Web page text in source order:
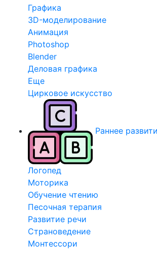
Графика
3D-моделирование
Анимация
Photoshop
Blender
Деловая графика
Еще
Цирковое искусство
Раннее
Логопед
Моторика
Обучение чтению
Песочная терапия
Развитие речи
Страноведение
Монтессори